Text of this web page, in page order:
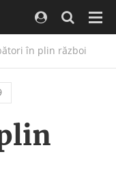
în plin război